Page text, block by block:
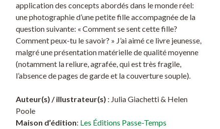
application des concepts abordés dans le monde réel:
une photographie d’une petite fille accompagnée de la
question suivante: « Comment se sent cette fille?
Comment peux-tu le savoir? » J’ai aimé ce livre jeunesse,
malgré une présentation matérielle de qualité moyenne
(notamment la reliure, agrafée, qui est très fragile,
l’absence de pages de garde et la couverture souple).
Auteur(s) / illustrateur(s) : Julia Giachetti & Helen
Poole
Maison d’édition: Les Éditions Passe-Temps